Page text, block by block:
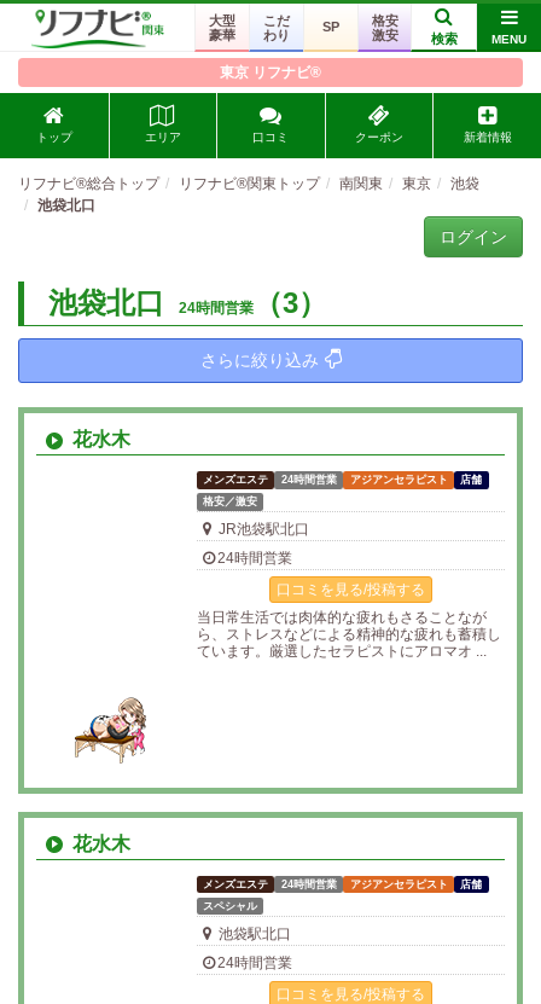
大型
豪華
こだ
わり
SP
格安
激安
検索 MENU
東京 リフナビ®
トップ エリア 口コミ クーポン 新着情報
リフナビ®総合トップ リフナビ®関東トップ 南関東 東京
池袋
池袋北口
ログイン
池袋北口 24時間営業 （3）
さらに絞り込み
花水木
メンズエステ 24時間営業 アジアンセラピスト
店舗
格安／激安
JR池袋駅北口
24時間営業
口コミを見る/投稿する
当日常生活では肉体的な疲れもさることなが
ら、ストレスなどによる精神的な疲れも蓄積し
ています。厳選したセラピストにアロマオ ...
花水木
メンズエステ 24時間営業 アジアンセラピスト
店舗
スペシャル
池袋駅北口
24時間営業
口コミを見る/投稿する